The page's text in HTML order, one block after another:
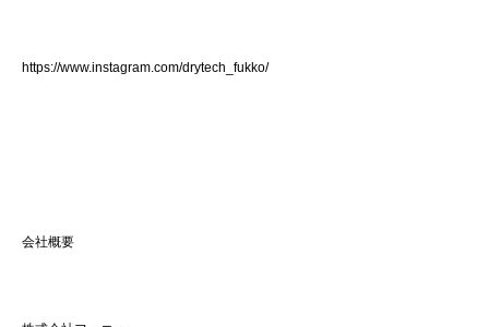
https://www.instagram.com/drytech_fukko/
会社概要